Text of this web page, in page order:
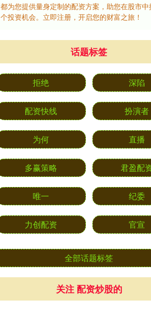
都为您提供量身定制的配资方案，助您在股市
个投资机会。立即注册，开启您的财富之旅！
话题标签
拒绝 深陷
配资快线 扮演者
为何 直播
多赢策略 君盈配
唯一 纪委
力创配资 官宣
全部话题标签
关注 配资炒股的